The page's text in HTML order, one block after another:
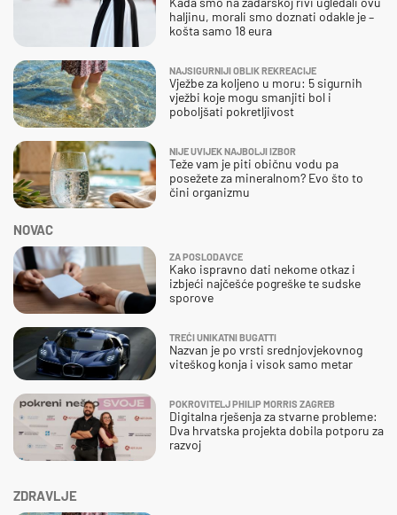
ZDRAVLJE
NOVAC
ZA POSLODAVCE
Kako ispravno dati nekome otkaz i
izbjeći najčešće pogreške te sudske
sporove
TREĆI UNIKATNI BUGATTI
Nazvan je po vrsti srednjovjekovnog
viteškog konja i visok samo metar
POKROVITELJ PHILIP MORRIS ZAGREB
Digitalna rješenja za stvarne probleme:
Dva hrvatska projekta dobila potporu za
razvoj
haljinu, morali smo doznati odakle je –
košta samo 18 eura
NAJSIGURNIJI OBLIK REKREACIJE
Vježbe za koljeno u moru: 5 sigurnih
vježbi koje mogu smanjiti bol i
poboljšati pokretljivost
NIJE UVIJEK NAJBOLJI IZBOR
Teže vam je piti običnu vodu pa
posežete za mineralnom? Evo što to
čini organizmu